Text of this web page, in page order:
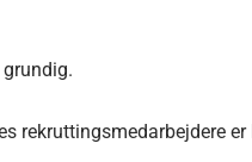
rekruttingsmedarbejdere